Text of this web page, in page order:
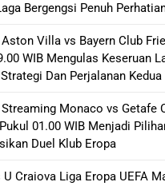
Bergengsi Penuh
Villa vs Bayern Club
WIB Mengulas Keseruan
Dan Perjalanan
Monaco vs Getafe
01.00 WIB Menjadi
Duel Klub Eropa
U Craiova Liga Eropa UEFA